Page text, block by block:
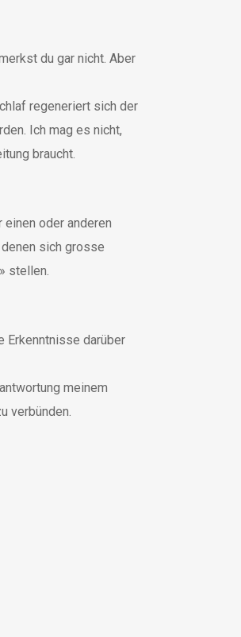
du gar nicht. Aber
regeneriert sich der
Ich mag es nicht,
braucht.
oder anderen
sich grosse
stellen.
Erkenntnisse darüber
meinem
verbünden.